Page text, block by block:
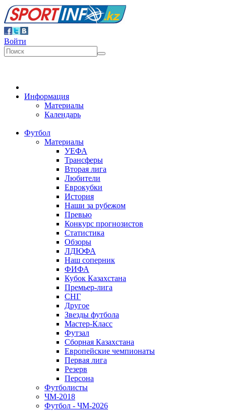
Войти
Информация
Материалы
Календарь
Футбол
Материалы
УЕФА
Трансферы
Вторая лига
Любители
Еврокубки
История
Наши за рубежом
Превью
Конкурс прогнозистов
Статистика
Обзоры
ЛДЮФА
Наш соперник
ФИФА
Кубок Казахстана
Премьер-лига
СНГ
Другое
Звезды футбола
Мастер-Класс
Футзал
Сборная Казахстана
Европейские чемпионаты
Первая лига
Резерв
Персона
Футболисты
ЧМ-2018
Футбол - ЧМ-2026